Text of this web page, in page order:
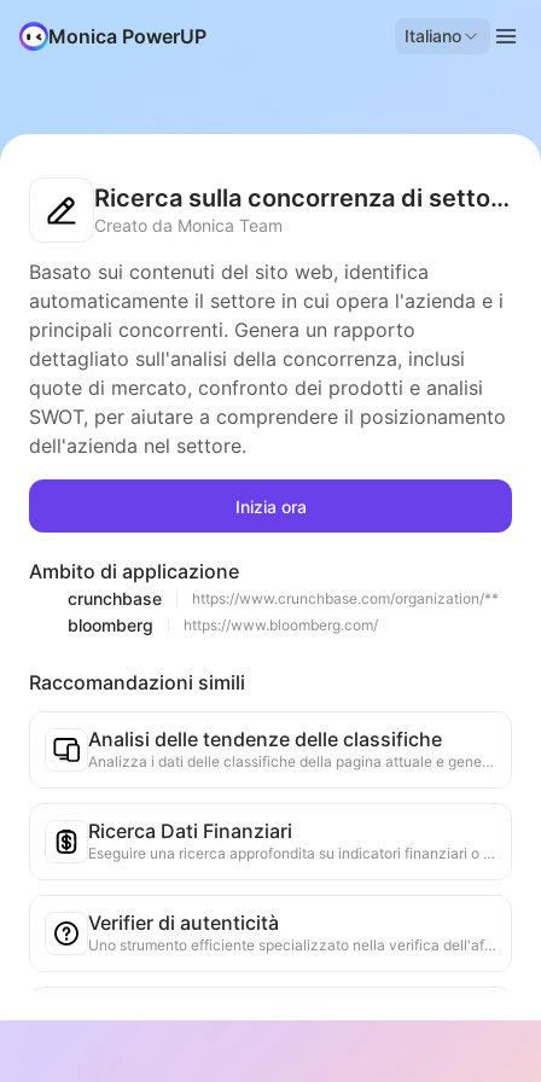
Monica PowerUP Italiano
Ricerca sulla concorrenza di settore
Creato da Monica Team
Basato sui contenuti del sito web, identifica
automaticamente il settore in cui opera l'azienda e i
principali concorrenti. Genera un rapporto
dettagliato sull'analisi della concorrenza, inclusi
quote di mercato, confronto dei prodotti e analisi
SWOT, per aiutare a comprendere il posizionamento
dell'azienda nel settore.
Inizia ora
Ambito di applicazione
crunchbase https://www.crunchbase.com/organization/**
bloomberg https://www.bloomberg.com/
Raccomandazioni simili
Analisi delle tendenze delle classifiche
Analizza i dati delle classifiche della pagina attuale e genera un rapporto sulle tendenze. Identifica le categorie popolari, i tipi di prodotti in rapida ascesa e le tecnologie emergenti. Fornisce approfondimenti di mercato immediati per aiutarti a comprendere le ultime tendenze dei prodotti e le dinamiche di mercato.
Ricerca Dati Finanziari
Eseguire una ricerca approfondita su indicatori finanziari o punti dati menzionati nella pagina web attuale, utilizzando più fonti di dati affidabili. Fornire confronti di dati storici e benchmark di settore per aiutare gli utenti a comprendere appieno la situazione finanziaria e le prestazioni di mercato dell'azienda.
Verifier di autenticità
Uno strumento efficiente specializzato nella verifica dell'affidabilità dei contenuti web. Identifica automaticamente dichiarazioni e dati chiave, confrontandoli con fonti esterne affidabili. Valuta l'affidabilità delle dichiarazioni importanti, fornendo spiegazioni dei risultati della verifica e collegamenti alle fonti dei fatti. Contribuisce a migliorare l'alfabetizzazione informativa e a prevenire la diffusione di informazioni false.
Strumento di ricerca delle argomentazioni